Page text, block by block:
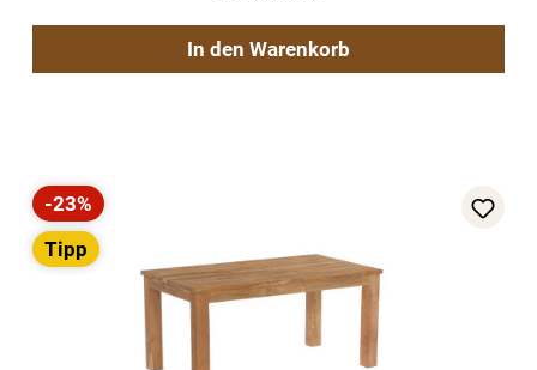
In den Warenkorb
Rabatt
-23%
Tipp